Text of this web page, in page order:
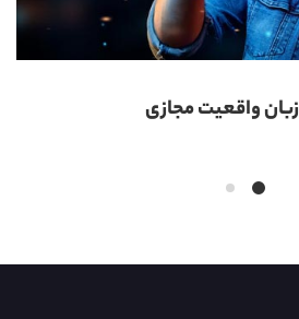
واقعیت مجازی